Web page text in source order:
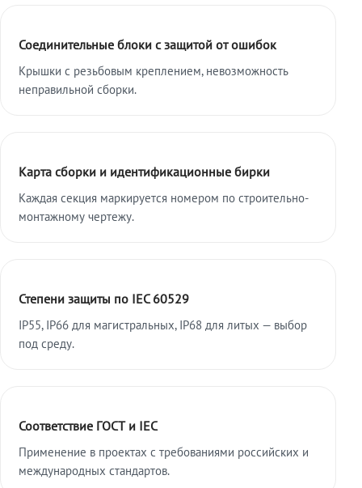
Соединительные блоки с защитой от ошибок
Крышки с резьбовым креплением, невозможность
неправильной сборки.
Карта сборки и идентификационные бирки
Каждая секция маркируется номером по строительно-
монтажному чертежу.
Степени защиты по IEC 60529
IP55, IP66 для магистральных, IP68 для литых — выбор
под среду.
Соответствие ГОСТ и IEC
Применение в проектах с требованиями российских и
международных стандартов.